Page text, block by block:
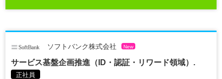
ソフトバンク株式会社 New
サービス基盤企画推進（ID・認証・リワード領域）.
正社員